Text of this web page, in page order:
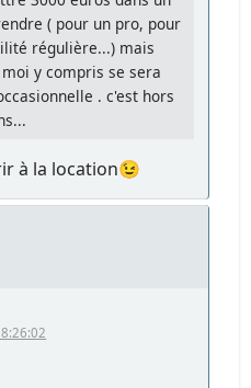
( pour un pro, pour
régulière...) mais
y compris se sera
. c'est hors
à la location😉